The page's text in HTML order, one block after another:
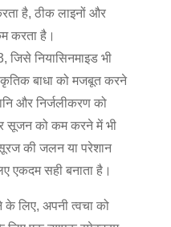
है, ठीक लाइनों और
करता है।
जिसे नियासिनमाइड भी
बाधा को मजबूत करने
और निर्जलीकरण को
सूजन को कम करने में भी
की जलन या परेशान
एकदम सही बनाता है।
लिए, अपनी त्वचा को